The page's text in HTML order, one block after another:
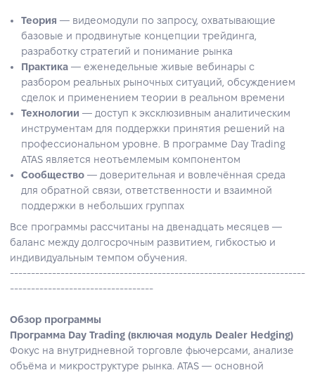
Теория — видеомодули по запросу, охватывающие
базовые и продвинутые концепции трейдинга,
разработку стратегий и понимание рынка
Практика — еженедельные живые вебинары с
разбором реальных рыночных ситуаций, обсуждением
сделок и применением теории в реальном времени
Технологии — доступ к эксклюзивным аналитическим
инструментам для поддержки принятия решений на
профессиональном уровне. В программе Day Trading
ATAS является неотъемлемым компонентом
Сообщество — доверительная и вовлечённая среда
для обратной связи, ответственности и взаимной
поддержки в небольших группах
Все программы рассчитаны на двенадцать месяцев —
баланс между долгосрочным развитием, гибкостью и
индивидуальным темпом обучения.
----------------------------------------------------------------------
----------------------------------
Обзор программы
Программа Day Trading (включая модуль Dealer Hedging)
Фокус на внутридневной торговле фьючерсами, анализе
объёма и микроструктуре рынка. ATAS — основной